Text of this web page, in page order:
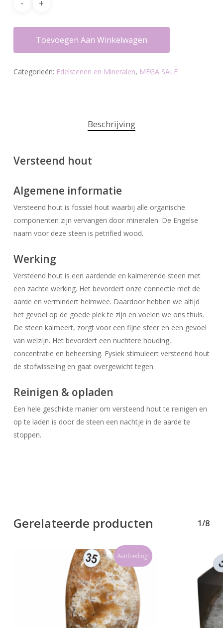
Geen producten in uw winkelwagen.
Go To Shop
Toevoegen Aan Winkelwagen
Categorieën: Edelstenen en Mineralen, MEGA SALE
Beschrijving
Versteend hout
Algemene informatie
Versteend hout is fossiel hout waarbij alle organische
componenten zijn vervangen door mineralen. De Engelse
naam voor deze steen is petrified wood.
Werking
Versteend hout is een aardende en kalmerende steen met
een zachte werking. Het bevordert onze connectie met de
aarde en vermindert heimwee. Daardoor hebben we altijd
het gevoel op de goede plek te zijn en voelen we ons thuis.
De steen kalmeert, zorgt voor een fijne sfeer en een gevoel
van welzijn. Het bevordert een nuchtere houding,
concentratie en beheersing. Fysiek stimuleert versteend hout
de stofwisseling en gaat overgewicht tegen.
Reinigen & opladen
Een hele geschikte manier om versteend hout te reinigen en
op te laden is door de steen een nachtje in de aarde te
stoppen.
Gerelateerde producten 1/8
Aanbieding!